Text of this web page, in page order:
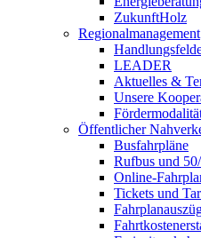
ZukunftHolz
Regionalmanagement
LEADER
Aktuelles &
Unsere
Öffentlicher
Busfahrpläne
Rufbus und
Online-
Tickets und